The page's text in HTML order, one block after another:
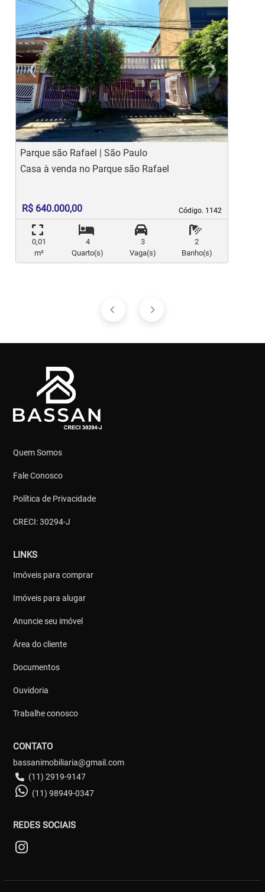
‹
Previous
›
Parque são Rafael | São Paulo
Código. 1142
Código. 1142
Casa à venda no Parque são Rafael
R$ 640.000,00
0,01
m²
4
Quarto(s)
3
Vaga(s)
2
Banho(s)
Quem Somos
Fale Conosco
Política de Privacidade
CRECI: 30294-J
LINKS
Imóveis para comprar
Imóveis para alugar
Anuncie seu imóvel
Área do cliente
Documentos
Ouvidoria
Trabalhe conosco
CONTATO
bassanimobiliaria@gmail.com
(11) 2919-9147
(11) 98949-0347
REDES SOCIAIS